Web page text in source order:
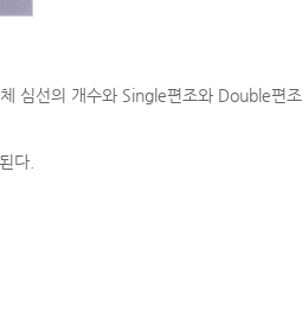
심선의 개수와 Single편조와 Double편조,
다.